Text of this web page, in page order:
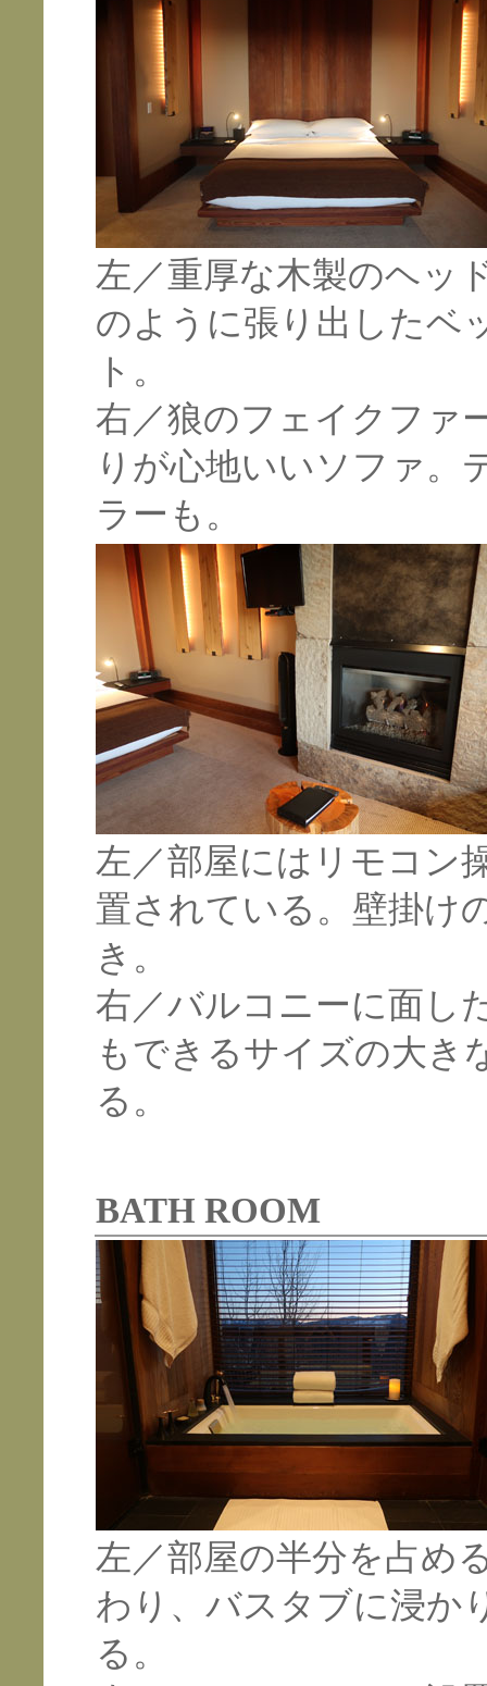
左／重厚な木製のヘッ
のように張り出したベ
ト。
右／狼のフェイクファ
りが心地いいソファ。
ラーも。
左／部屋にはリモコン
置されている。壁掛け
き。
右／バルコニーに面し
もできるサイズの大き
る。
BATH ROOM
左／部屋の半分を占め
わり、バスタブに浸か
る。